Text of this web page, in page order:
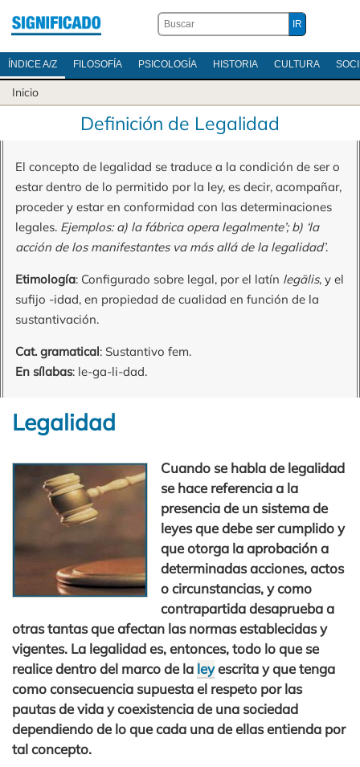
ÍNDICE A/Z FILOSOFÍA PSICOLOGÍA HISTORIA CULTURA
Inicio
Definición de Legalidad
El concepto de legalidad se traduce a la condición de ser o
estar dentro de lo permitido por la ley, es decir, acompañar,
proceder y estar en conformidad con las determinaciones
legales. Ejemplos: a) la fábrica opera legalmente’; b) ‘la
acción de los manifestantes va más allá de la legalidad’.
Etimología: Configurado sobre legal, por el latín legālis, y el
sufijo -idad, en propiedad de cualidad en función de la
sustantivación.
Cat. gramatical: Sustantivo fem.
En sílabas: le-ga-li-dad.
Legalidad
Cuando se habla de legalidad
se hace referencia a la
presencia de un sistema de
leyes que debe ser cumplido y
que otorga la aprobación a
determinadas acciones, actos
o circunstancias, y como
contrapartida desaprueba a
otras tantas que afectan las normas establecidas y
vigentes. La legalidad es, entonces, todo lo que se
realice dentro del marco de la leyescrita y que tenga
como consecuencia supuesta el respeto por las
pautas de vida y coexistencia de una sociedad
dependiendo de lo que cada una de ellas entienda por
tal concepto.